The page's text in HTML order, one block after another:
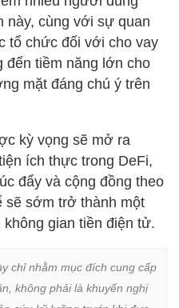
này, cùng với sự quan
tổ chức đối với cho vay
đến tiềm năng lớn cho
mặt đáng chú ý trên
kỳ vọng sẽ mở ra
ích thực trong DeFi,
đẩy và cộng đồng theo
sẽ sớm trở thành một
gian tiền điện tử.
chỉ nhằm mục đích cung cấp
không phải là khuyến nghị